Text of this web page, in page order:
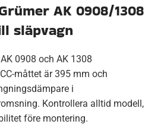
AK 0908/1308
släpvagn
0908 och AK 1308
måttet är 395 mm och
i
Kontrollera alltid modell,
före montering.